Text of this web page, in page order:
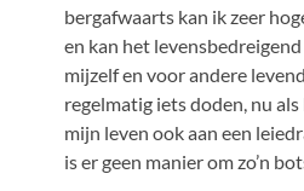
bergafwaarts kan ik zeer
en kan het
mijzelf en voor andere
regelmatig iets doden, nu als
mijn leven ook aan een
is er geen manier om zo’n